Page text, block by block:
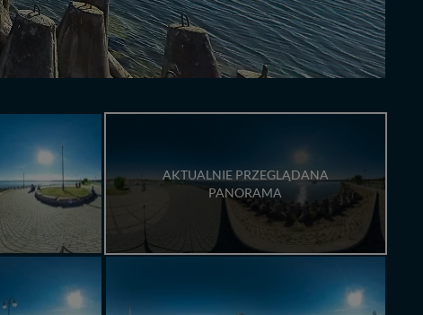
AKTUALNIE PRZEGLĄDANA
PANORAMA